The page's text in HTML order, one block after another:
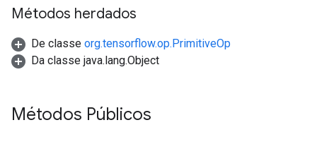
Métodos herdados
De classe org.tensorflow.op.PrimitiveOp
Da classe java.lang.Object
Métodos Públicos